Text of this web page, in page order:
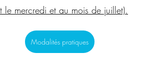
le mercredi et au mois de juillet).
Modalités pratiques